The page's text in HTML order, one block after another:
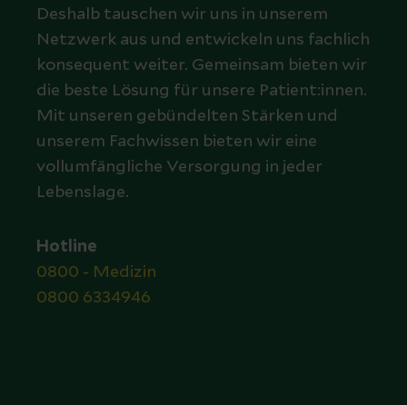
Deshalb tauschen wir uns in unserem
Netzwerk aus und entwickeln uns fachlich
konsequent weiter. Gemeinsam bieten wir
die beste Lösung für unsere Patient:innen.
Mit unseren gebündelten Stärken und
unserem Fachwissen bieten wir eine
vollumfängliche Versorgung in jeder
Lebenslage.
Hotline
0800 - Medizin
0800 6334946